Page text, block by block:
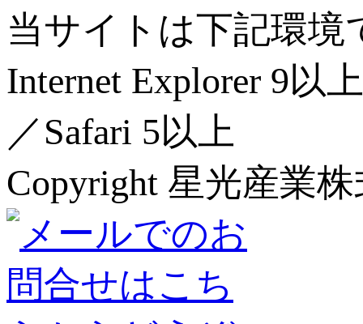
当サイトは下記環
Internet Explorer 9以
／Safari 5以上
Copyright 星光産業